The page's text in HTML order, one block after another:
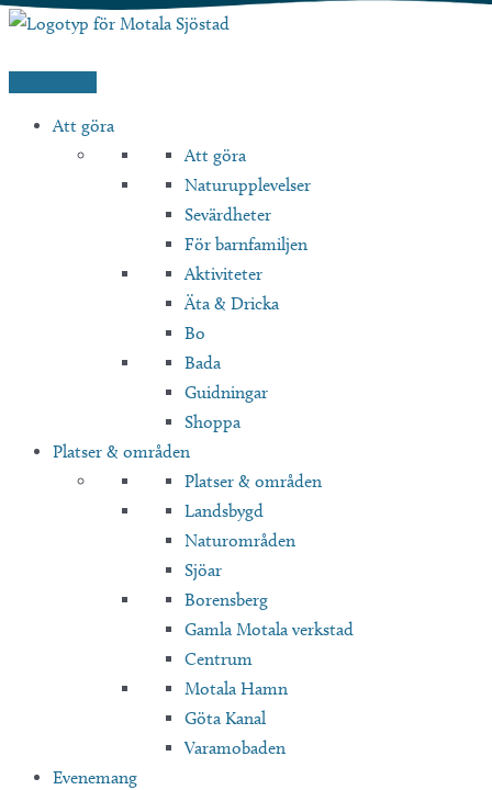
Hoppa
Att göra
Att göra
Naturupplevelser
Sevärdheter
För barnfamiljen
Aktiviteter
Äta & Dricka
Bo
Bada
Guidningar
Shoppa
Platser & områden
Platser & områden
Landsbygd
Naturområden
Sjöar
Borensberg
Gamla Motala verkstad
Centrum
Motala Hamn
Göta Kanal
Varamobaden
Evenemang